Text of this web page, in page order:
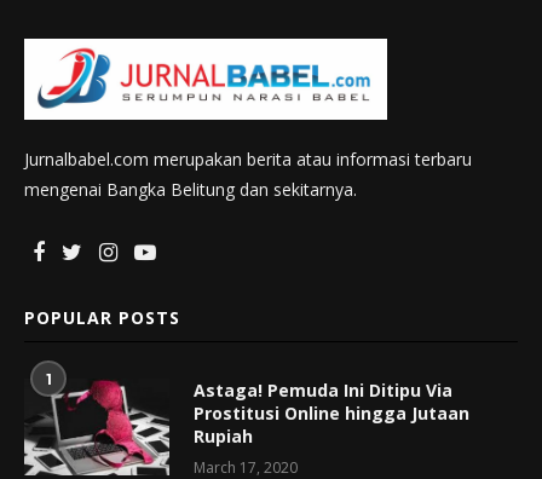
Jurnalbabel.com merupakan berita atau informasi terbaru
mengenai Bangka Belitung dan sekitarnya.
POPULAR POSTS
1
Astaga! Pemuda Ini Ditipu Via
Prostitusi Online hingga Jutaan
Rupiah
March 17, 2020